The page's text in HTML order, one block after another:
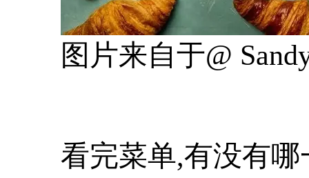
图片来自于@
看完菜单,有没有